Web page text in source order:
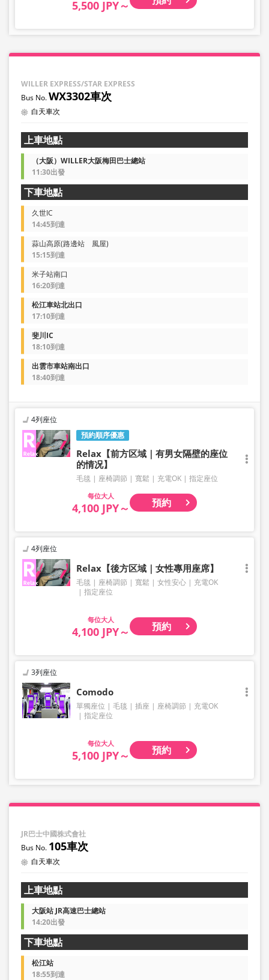
5,500 JPY～
WILLER EXPRESS/STAR EXPRESS
WX3302車次
白天車次
上車地點
（大阪）WILLER大阪梅田巴士總站
11:30出發
下車地點
久世IC
14:45到達
蒜山高原(路邊站 風屋)
15:15到達
米子站南口
16:20到達
松江車站北出口
17:10到達
斐川IC
18:10到達
出雲市車站南出口
18:40到達
預約順序優惠
4列座位
Relax【前方区域｜有男女隔壁的座位
的情况】
毛毯 座椅調節 寬鬆 充電OK 指定座位
大人
4,100 JPY～ 預約
4列座位
Relax【後方区域｜女性專用座席】
毛毯 座椅調節 寬鬆 女性安心
充電OK
指定座位
大人
4,100 JPY～ 預約
3列座位
Comodo
單獨座位 毛毯 插座 座椅調節
充電OK
指定座位
大人
5,100 JPY～ 預約
JR巴士中國株式會社
105車次
白天車次
上車地點
大阪站 JR高速巴士總站
14:20出發
下車地點
松江站
18:55到達